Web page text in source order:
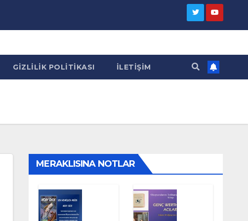
GIZLILIK POLITIKASI İLETIŞIM
MERAKLISINA NOTLAR